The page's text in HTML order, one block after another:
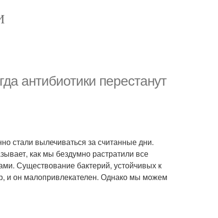
антибиотики перестанут
стали вылечиваться за считанные дни.
как мы бездумно растратили все
Существование бактерий, устойчивых к
и он малопривлекателен. Однако мы можем